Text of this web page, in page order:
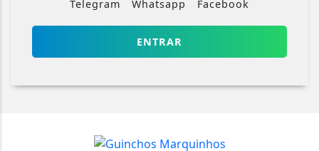
Telegram Whatsapp Facebook
ENTRAR